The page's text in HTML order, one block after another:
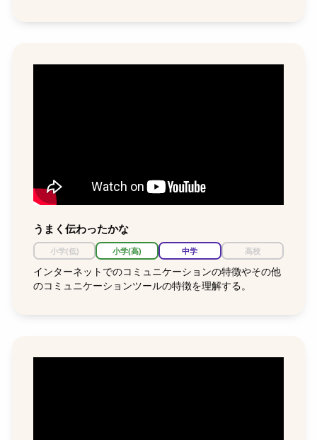
うまく伝わったかな
小学(低) 小学(高) 中学 高校
インターネットでのコミュニケーションの特徴やその他
のコミュニケーションツールの特徴を理解する。